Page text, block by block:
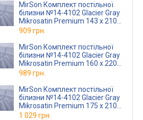
MirSon Комплект постільної
білизни №14-4102 Glacier Gray
Mikrosatin Premium 143 x 210
см
909 грн.
MirSon Комплект постільної
білизни №14-4102 Glacier Gray
Mikrosatin Premium 160 x 220
см
989 грн.
MirSon Комплект постільної
білизни №14-4102 Glacier Gray
Mikrosatin Premium 175 x 210
см
1 029 грн.